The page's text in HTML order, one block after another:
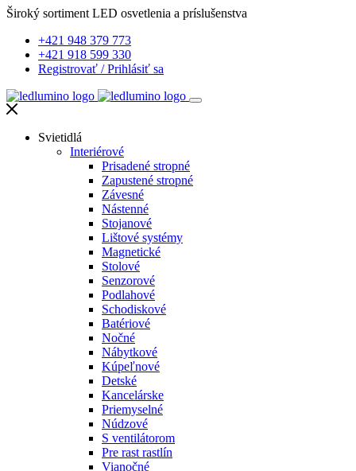
Široký sortiment LED osvetlenia a príslušenstva
+421 948 379 773
+421 918 599 330
Registrovať /Prihlásiť sa
Svietidlá
Interiérové
Prisadené stropné
Zapustené stropné
Závesné
Nástenné
Stojanové
Lištové systémy
Magnetické
Stolové
Senzorové
Podlahové
Schodiskové
Batériové
Nočné
Nábytkové
Kúpeľnové
Detské
Kancelárske
Priemyselné
Núdzové
S ventilátorom
Pre rast rastlín
Vianočné